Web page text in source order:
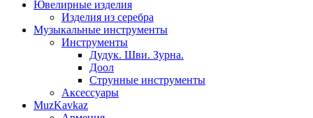
Ювелирные изделия
Изделия из серебра
Музыкальные инструменты
Инструменты
Дудук. Шви. Зурна.
Доол
Струнные инструменты
Аксессуары
MuzKavkaz